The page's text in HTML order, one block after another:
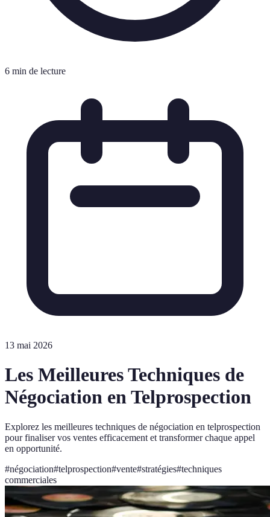
6 min de lecture
13 mai 2026
Les Meilleures Techniques de
Négociation en Telprospection
Explorez les meilleures techniques de négociation en telprospection
pour finaliser vos ventes efficacement et transformer chaque appel
en opportunité.
#négociation#telprospection#vente#stratégies#techniques
commerciales